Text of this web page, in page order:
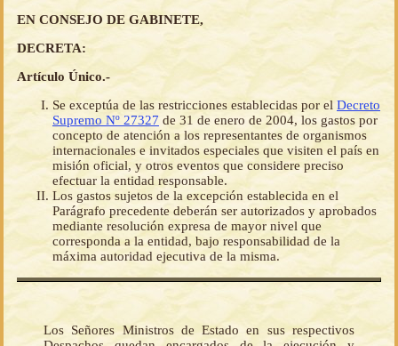
EN CONSEJO DE GABINETE,
DECRETA:
Artículo Único.-
Se exceptúa de las restricciones establecidas por el Decreto
Supremo Nº 27327 de 31 de enero de 2004, los gastos por
concepto de atención a los representantes de organismos
internacionales e invitados especiales que visiten el país en
misión oficial, y otros eventos que considere preciso
efectuar la entidad responsable.
Los gastos sujetos de la excepción establecida en el
Parágrafo precedente deberán ser autorizados y aprobados
mediante resolución expresa de mayor nivel que
corresponda a la entidad, bajo responsabilidad de la
máxima autoridad ejecutiva de la misma.
Los Señores Ministros de Estado en sus respectivos